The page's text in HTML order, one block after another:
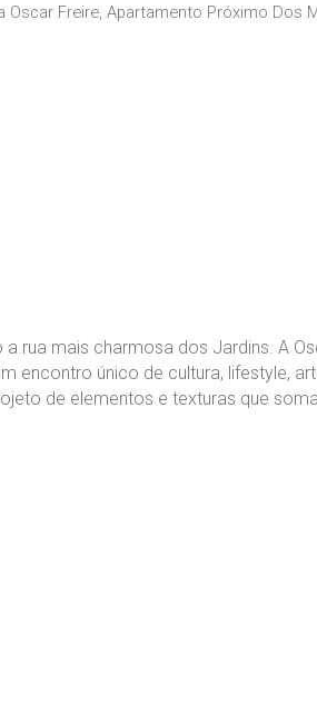
Freire, Apartamento Próximo Dos
mais charmosa dos Jardins. A
único de cultura, lifestyle,
de elementos e texturas que